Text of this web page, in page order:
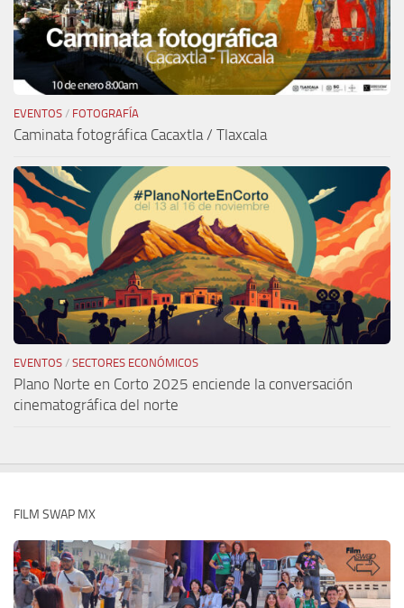
EVENTOS / FOTOGRAFÍA
Caminata fotográfica Cacaxtla / Tlaxcala
EVENTOS / SECTORES ECONÓMICOS
Plano Norte en Corto 2025 enciende la conversación
cinematográfica del norte
FILM SWAP MX